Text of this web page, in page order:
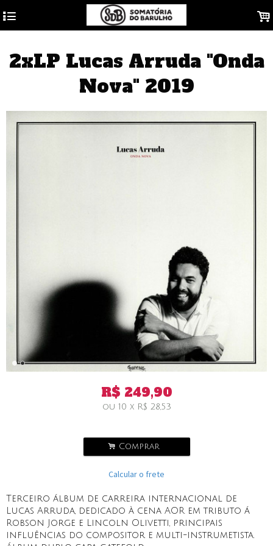
4 .
2xLP Lucas Arruda "Onda
Nova" 2019
R$ 249,90
ou 10 x R$ 28,53
. Comprar
Calcular o frete
Terceiro álbum de carreira internacional de
Lucas Arruda, dedicado à cena AOR em tributo á
Robson Jorge e Lincoln Olivetti, principais
influências do compositor e multi-instrumetista.